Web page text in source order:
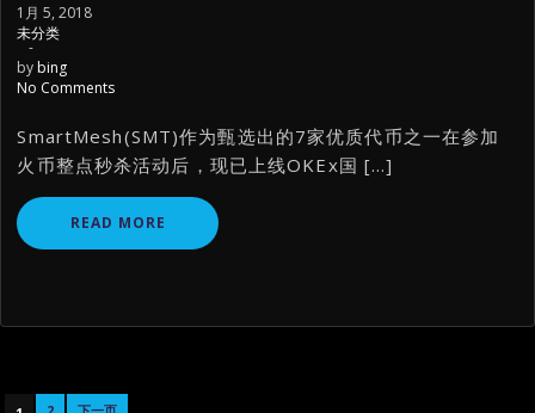
1月 5, 2018
未分类
-
by bing
No Comments
SmartMesh(SMT)作为甄选出的7家优质代币之一在参加
火币整点秒杀活动后，现已上线OKEx国 […]
READ MORE
文